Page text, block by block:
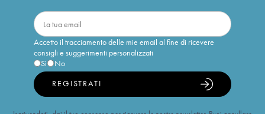
Accetto il tracciamento delle mie email al fine di ricevere
consigli e suggerimenti personalizzati
Sì
No
REGISTRATI